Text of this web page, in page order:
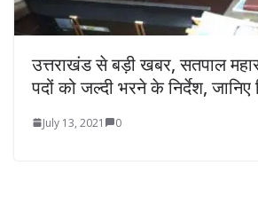
उत्तराखंड से बड़ी खबर, सतपाल
पदों को जल्दी भरने के निर्देश,
July 13, 2021 0